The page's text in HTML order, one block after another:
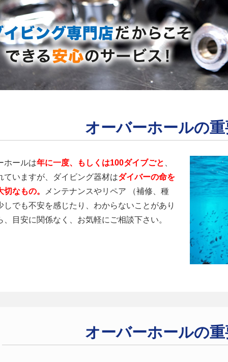
オーバーホールの重
ホールは年に一度、もしくは100ダイブごと
ていますが、ダイビング器材はダイバーの命を
切なもの。
メンテナンスやリペア （補修、種
しでも不安を感じたり、わからないことがあり
、目安に関係なく、お気軽にご相談下さい。
オーバーホールの重